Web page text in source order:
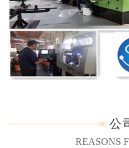
公
REASONS